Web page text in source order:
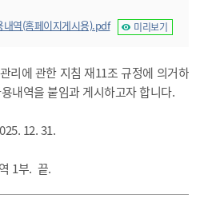
역(홈페이지게시용).pdf 미리보기
리에 관한 지침 재11조 규정에 의거하
내역을 붙임과 게시하고자 합니다.
12. 31.
1부. 끝.